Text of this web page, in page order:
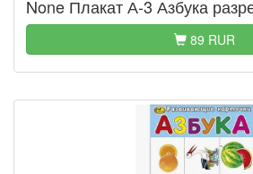
None Плакат А-3 Азбука
89 RUR